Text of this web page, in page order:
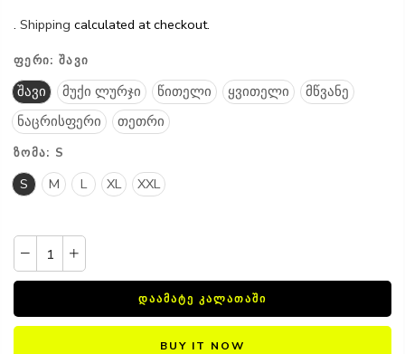
. Shipping calculated at checkout.
ᲤᲔᲠᲘ: ᲨᲐᲕᲘ
შავი მუქი ლურჯი წითელი ყვითელი
მწვანე
ნაცრისფერი
თეთრი
ᲖᲝᲛᲐ: S
S M L XL XXL
ᲓᲐᲐᲛᲐᲢᲔ ᲙᲐᲚᲐᲗᲐᲨᲘ
BUY IT NOW